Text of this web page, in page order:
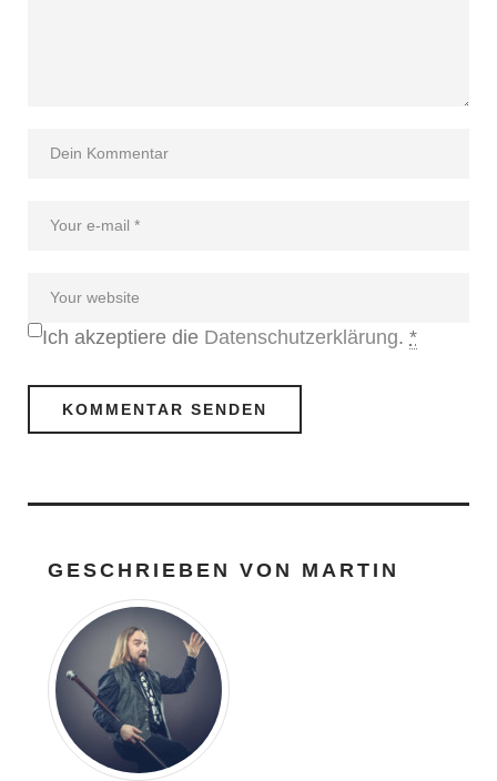
Ich akzeptiere die Datenschutzerklärung. *
GESCHRIEBEN VON MARTIN